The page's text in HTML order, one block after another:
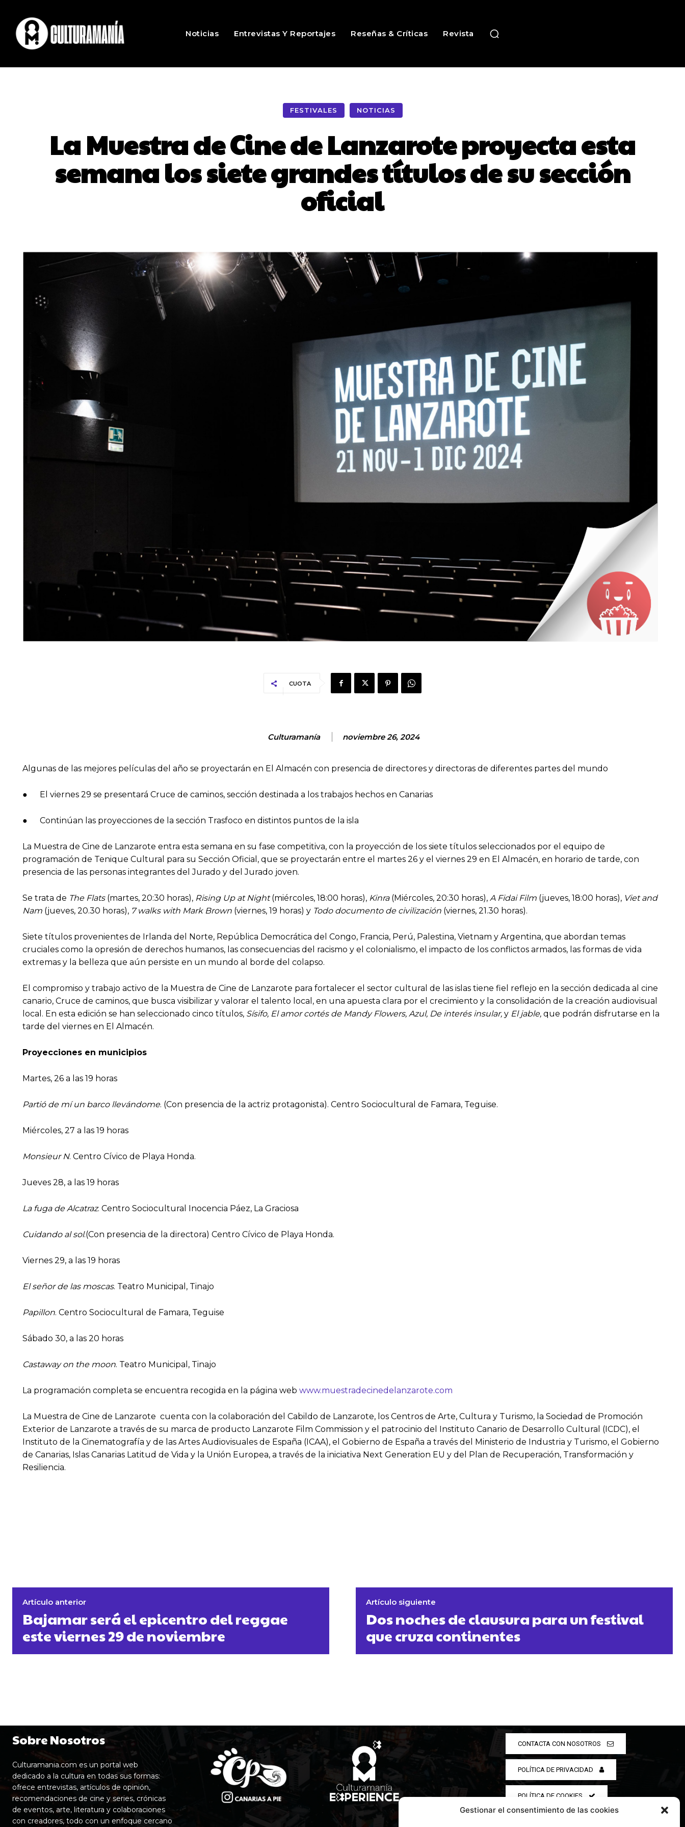
Gestionar el consentimiento de las cookies
Noticias Entrevistas Y Reportajes Reseñas & Críticas Revista
FESTIVALES NOTICIAS
La Muestra de Cine de Lanzarote proyecta esta
semana los siete grandes títulos de su sección
oficial
CUOTA
Culturamanía noviembre 26, 2024
Algunas de las mejores películas del año se proyectarán en El Almacén con presencia de directores y directoras de diferentes partes del mundo
● El viernes 29 se presentará Cruce de caminos, sección destinada a los trabajos hechos en Canarias
● Continúan las proyecciones de la sección Trasfoco en distintos puntos de la isla
La Muestra de Cine de Lanzarote entra esta semana en su fase competitiva, con la proyección de los siete títulos seleccionados por el equipo de
programación de Tenique Cultural para su Sección Oficial, que se proyectarán entre el martes 26 y el viernes 29 en El Almacén, en horario de tarde, con
presencia de las personas integrantes del Jurado y del Jurado joven.
Se trata de The Flats(martes, 20:30 horas), Rising Up at Night(miércoles, 18:00 horas), Kinra(Miércoles, 20:30 horas), A Fidai Film (jueves, 18:00 horas), Viet and
Nam (jueves, 20.30 horas), 7 walks with Mark Brown (viernes, 19 horas) y Todo documento de civilización (viernes, 21.30 horas).
Siete títulos provenientes de Irlanda del Norte, República Democrática del Congo, Francia, Perú, Palestina, Vietnam y Argentina, que abordan temas
cruciales como la opresión de derechos humanos, las consecuencias del racismo y el colonialismo, el impacto de los conflictos armados, las formas de vida
extremas y la belleza que aún persiste en un mundo al borde del colapso.
El compromiso y trabajo activo de la Muestra de Cine de Lanzarote para fortalecer el sector cultural de las islas tiene fiel reflejo en la sección dedicada al cine
canario, Cruce de caminos, que busca visibilizar y valorar el talento local, en una apuesta clara por el crecimiento y la consolidación de la creación audiovisual
local. En esta edición se han seleccionado cinco títulos, Sísifo, El amor cortés de Mandy Flowers, Azul, De interés insular, y El jable, que podrán disfrutarse en la
tarde del viernes en El Almacén.
Proyecciones en municipios
Martes, 26 a las 19 horas
Partió de mí un barco llevándome. (Con presencia de la actriz protagonista). Centro Sociocultural de Famara, Teguise.
Miércoles, 27 a las 19 horas
Monsieur N. Centro Cívico de Playa Honda.
Jueves 28, a las 19 horas
La fuga de Alcatraz. Centro Sociocultural Inocencia Páez, La Graciosa
Cuidando al sol.(Con presencia de la directora) Centro Cívico de Playa Honda.
Viernes 29, a las 19 horas
El señor de las moscas. Teatro Municipal, Tinajo
Papillon. Centro Sociocultural de Famara, Teguise
Sábado 30, a las 20 horas
Castaway on the moon. Teatro Municipal, Tinajo
La programación completa se encuentra recogida en la página web www.muestradecinedelanzarote.com
La Muestra de Cine de Lanzarote cuenta con la colaboración del Cabildo de Lanzarote, los Centros de Arte, Cultura y Turismo, la Sociedad de Promoción
Exterior de Lanzarote a través de su marca de producto Lanzarote Film Commission y el patrocinio del Instituto Canario de Desarrollo Cultural (ICDC), el
Instituto de la Cinematografía y de las Artes Audiovisuales de España (ICAA), el Gobierno de España a través del Ministerio de Industria y Turismo, el Gobierno
de Canarias, Islas Canarias Latitud de Vida y la Unión Europea, a través de la iniciativa Next Generation EU y del Plan de Recuperación, Transformación y
Resiliencia.
Artículo anterior
Bajamar será el epicentro del reggae
este viernes 29 de noviembre
Artículo siguiente
Dos noches de clausura para un festival
que cruza continentes
Sobre Nosotros
Culturamania.com es un portal web
dedicado a la cultura en todas sus formas:
ofrece entrevistas, artículos de opinión,
recomendaciones de cine y series, crónicas
de eventos, arte, literatura y colaboraciones
con creadores, todo con un enfoque cercano
CONTACTA CON NOSOTROS
POLÍTICA DE PRIVACIDAD
POLÍTICA DE COOKIES